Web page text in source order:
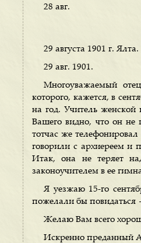
28 авг.
29 августа 1901 г. Ялта.
29 авг. 1901.
Многоуважаемый
которого, кажется, в
на год. Учитель
Вашего видно, что он
тотчас же
говорили с архиереем и
Итак, она не теряет
законоучителем в ее
Я уезжаю 15-го
пожелали бы
Желаю Вам всего
Искренно преданный